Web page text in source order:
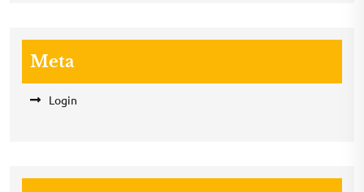
Meta
Login